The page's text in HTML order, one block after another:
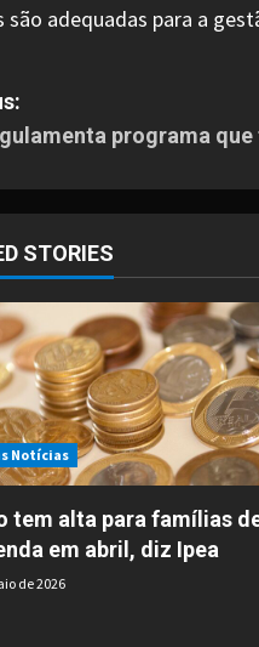
são adequadas para a
programa
STORIES
Notícias
tem alta para famílias
em abril, diz Ipea
de 2026